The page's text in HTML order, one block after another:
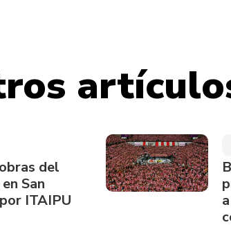
del
San
ITAIPU